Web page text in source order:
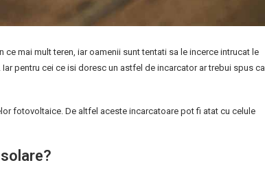
mai mult teren, iar oamenii sunt tentati sa le incerce intrucat le
pentru cei ce isi doresc un astfel de incarcator ar trebui spus ca
fotovoltaice. De altfel aceste incarcatoare pot fi atat cu celule